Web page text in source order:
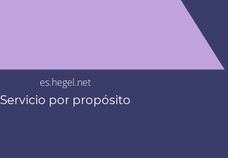
es.hegel.net
Servicio por propósito